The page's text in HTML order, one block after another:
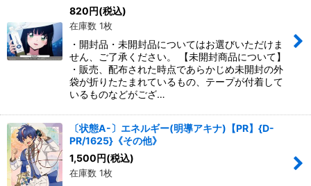
820円(税込)
在庫数 1枚
・開封品・未開封品についてはお選びいただけま
せん、ご了承ください。 【未開封商品について】
・販売、配布された時点であらかじめ未開封の外
袋が折りたたまれているもの、テープが付着して
いるものなどがござ…
〔状態A-〕エネルギー(明導アキナ)【PR】{D-
PR/1625}《その他》
1,500円(税込)
在庫数 1枚